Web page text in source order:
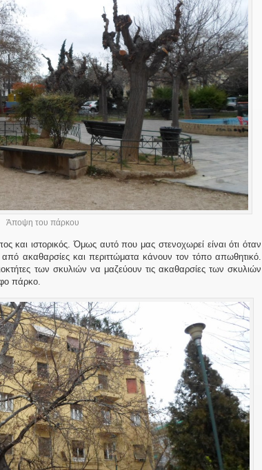
Άποψη του πάρκου
και ιστορικός. Όμως αυτό που μας στενοχωρεί είναι ότι όταν
ακαθαρσίες και περιττώματα κάνουν τον τόπο απωθητικό.
των σκυλιών να μαζεύουν τις ακαθαρσίες των σκυλιών
πάρκο.